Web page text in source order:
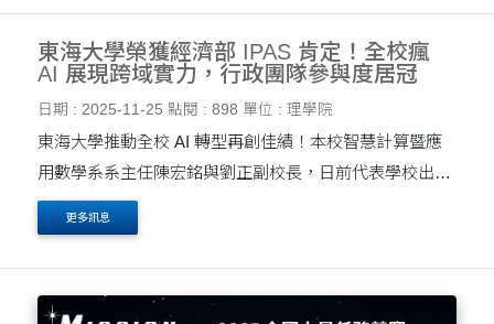
東海大學榮獲經濟部 IPAS 肯定！全校瘋
AI 展現跨域實力，行政團隊參與度居冠
日期 : 2025-11-25 點閱 : 898 單位 : 理學院
東海大學推動全校 AI 轉型再創佳績！本校智慧計算暨應
用數學系系主任陳宏銘與劉正副校長，日前代表學校出席
經濟部 IPAS（產業專家認證）頒獎典禮，接受教育部與
經濟部對於東海大學在推動產業人才培育上的高度肯定。
....
更多訊息